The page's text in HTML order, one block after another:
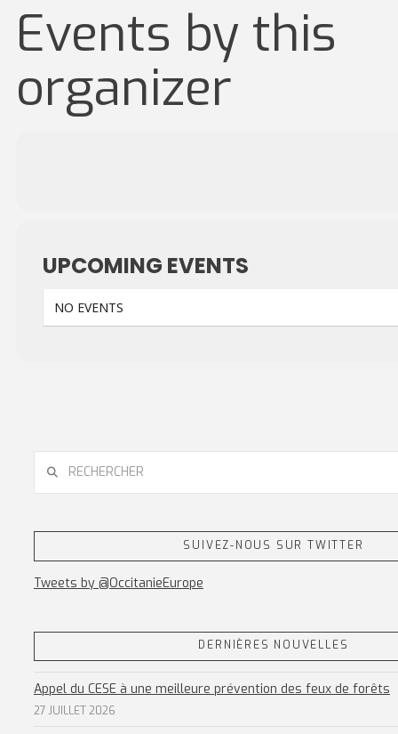
JUILLET 24, 2026
Events by this
organizer
UPCOMING EVENTS
NO EVENTS
SUIVEZ-NOUS SUR TWITTER
Tweets by @OccitanieEurope
DERNIÈRES NOUVELLES
Appel du CESE à une meilleure prévention des feux de forêts
27 JUILLET 2026